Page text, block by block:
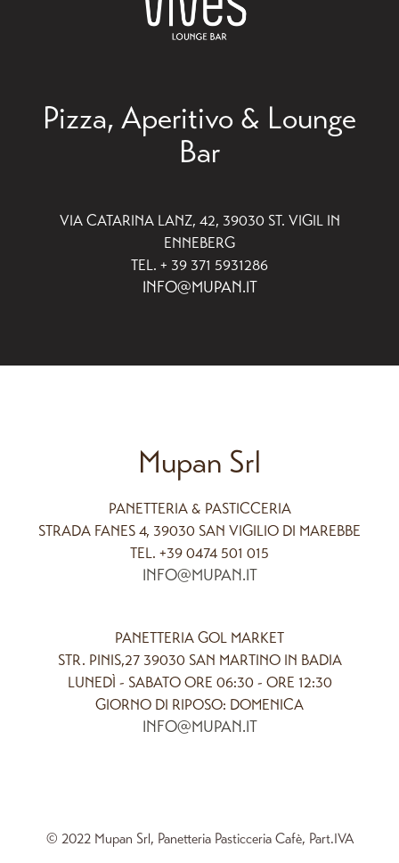
Pizza, Aperitivo & Lounge
Bar
VIA CATARINA LANZ, 42, 39030 ST. VIGIL IN
ENNEBERG
TEL. + 39 371 5931286
INFO@MUPAN.IT
Mupan Srl
PANETTERIA & PASTICCERIA
STRADA FANES 4, 39030 SAN VIGILIO DI MAREBBE
TEL. +39 0474 501 015
INFO@MUPAN.IT
PANETTERIA GOL MARKET
STR. PINIS,27 39030 SAN MARTINO IN BADIA
LUNEDÌ - SABATO ORE 06:30 - ORE 12:30
GIORNO DI RIPOSO: DOMENICA
INFO@MUPAN.IT
© 2022 Mupan Srl, Panetteria Pasticceria Cafè, Part.IVA